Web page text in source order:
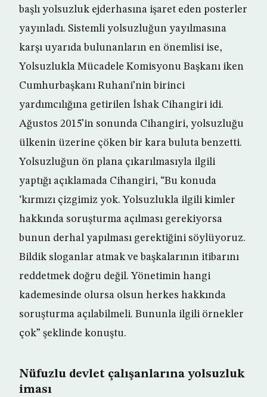
başlı yolsuzluk ejderhasına işaret eden posterler
yayınladı. Sistemli yolsuzluğun yayılmasına
karşı uyarıda bulunanların en önemlisi ise,
Yolsuzlukla Mücadele Komisyonu Başkanı iken
Cumhurbaşkanı Ruhani’nin birinci
yardımcılığına getirilen İshak Cihangiri idi.
Ağustos 2015’in sonunda Cihangiri, yolsuzluğu
ülkenin üzerine çöken bir kara buluta benzetti.
Yolsuzluğun ön plana çıkarılmasıyla ilgili
yaptığı açıklamada Cihangiri, “Bu konuda
‘kırmızı çizgimiz yok. Yolsuzlukla ilgili kimler
hakkında soruşturma açılması gerekiyorsa
bunun derhal yapılması gerektiğini söylüyoruz.
Bildik sloganlar atmak ve başkalarının itibarını
reddetmek doğru değil. Yönetimin hangi
kademesinde olursa olsun herkes hakkında
soruşturma açılabilmeli. Bununla ilgili örnekler
çok” şeklinde konuştu.
Nüfuzlu devlet çalışanlarına yolsuzluk
iması